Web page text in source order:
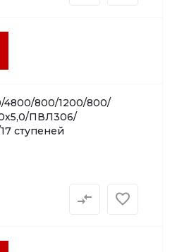
4800/800/1200/800/
ПВЛ306/
ступеней